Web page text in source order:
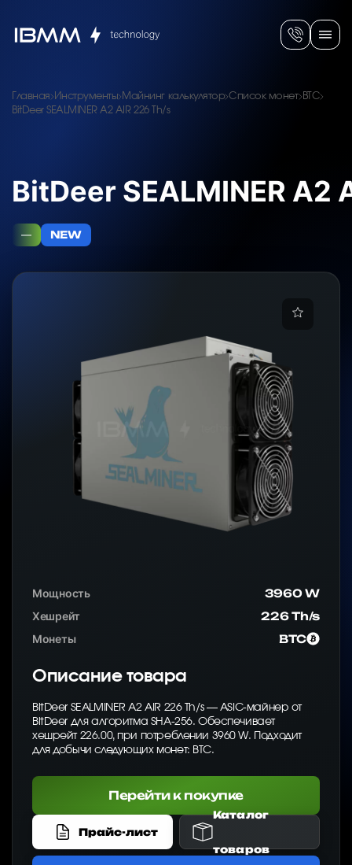
Главная Инструменты Майнинг калькулятор Список монет BTC
BitDeer SEALMINER A2 AIR 226 Th/s
BitDeer SEALMINER A2
— NEW
Мощность
3960 W
Хешрейт
226 Th/s
Монеты
BTC
Описание товара
BitDeer SEALMINER A2 AIR 226 Th/s — ASIC-майнер от
BitDeer для алгоритма SHA-256. Обеспечивает
хешрейт 226.00, при потреблении 3960 W. Подходит
для добычи следующих монет: BTC.
Перейти к покупке
Прайс-лист
Каталог
товаров